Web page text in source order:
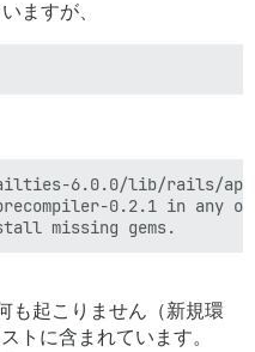
ますが、
6.0.0/lib/rails/
0.2.1 in any
も起こりません（新規環
トに含まれています。